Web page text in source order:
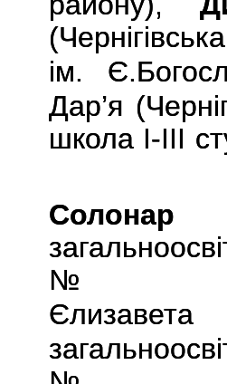
(
ім.
Дар’я
школа І-ІІІ
Солонар
№
Єлизавета